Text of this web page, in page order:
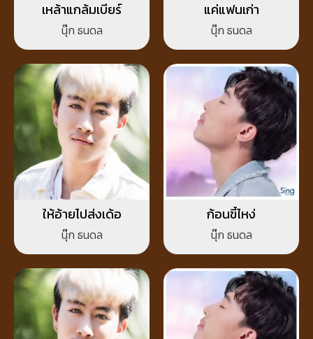
เหล้าแกล้มเบียร์
นุ๊ก ธนดล
แค่แฟนเก่า
นุ๊ก ธนดล
ให้อ้ายไปส่งเด้อ
นุ๊ก ธนดล
ก้อนขี้ไหง่
นุ๊ก ธนดล